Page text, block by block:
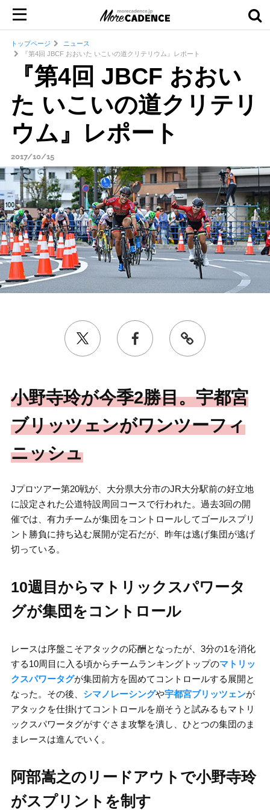
トップページ
ニュース
『第4回 JBCF おおいた いこいの道クリテリウム』レポート
『第4回 JBCF おおい
た いこいの道クリテリ
ウム』レポート
2017/10/15
小野寺玲が今季2勝目。宇都宮
ブリッツェンがワンツーフィ
ニッシュ
Jプロツアー第20戦が、大分県大分市のJR大分駅前の好立地
に設定された公道特設周回コースで行われた。過去3回の開
催では、有力チームが集団をコントロールしてゴールスプリ
ント勝負に持ち込む展開が定石だが、昨年は逃げ集団が逃げ
切っている。
10週目からマトリックスパワータ
グが集団をコントロール
レースは序盤こそアタックの応酬となったが、3分の1を消化
する10周目に入る頃からチームランキングトップのマトリッ
クスパワータグが集団前方を固めてコントロールする展開と
なった。その後、 シマノレーシングや宇都宮ブリッツェンが
アタックを仕掛けてコントロールを崩そうと試みるもマトリ
ックスパワータグがすぐさま攻撃を潰し、ひとつの集団のま
まレースは進んでいく。
阿部嵩之のリードアウトで小野寺玲
がスプリントを制す